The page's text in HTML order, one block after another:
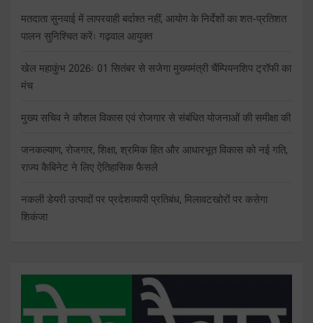
मतदाता सुनवाई में लापरवाही बर्दाश्त नहीं, आयोग के निर्देशों का शत-प्रतिशत
पालन सुनिश्चित करेंः गढ़वाल आयुक्त
खेल महाकुंभ 2026ः 01 सितंबर से सजेगा मुख्यमंत्री चैंम्पियनशिप ट्रॉफी का
मंच
मुख्य सचिव ने कौशल विकास एवं रोजगार से संबंधित योजनाओं की समीक्षा की
जनकल्याण, रोजगार, शिक्षा, श्रमिक हित और आधारभूत विकास को नई गति,
राज्य कैबिनेट ने लिए ऐतिहासिक फैसले
नकली डेयरी उत्पादों पर प्रदेशव्यापी प्रतिबंध, मिलावटखोरों पर कसेगा
शिकंजा